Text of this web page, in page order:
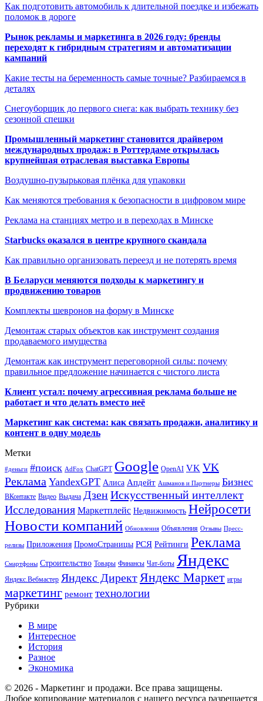
Как подготовить автомобиль к длительной поездке и избежать
поломок в дороге
Рынок рекламы и маркетинга в 2026 году: бренды
переходят к гибридным стратегиям и автоматизации
кампаний
Какие тесты на беременность самые точные? Разбираемся в
деталях
Снегоуборщик до первого снега: как выбрать технику без
сезонной спешки
Промышленный маркетинг становится драйвером
международных продаж: в Роттердаме открылась
крупнейшая отраслевая выставка Европы
Воздушно-пузырьковая плёнка для упаковки
Как меняются требования к безопасности в цифровом мире
Реклама на станциях метро и в переходах в Минске
Starbucks оказался в центре крупного скандала
Как правильно организовать переезд и не потерять время
В Беларуси меняются подходы к маркетингу и
продвижению товаров
Комплекты шевронов на форму в Минске
Демонтаж старых объектов как инструмент создания
продаваемого имущества
Демонтаж как инструмент переговорной силы: почему
правильное предложение начинается с чистого листа
Клиент устал: почему агрессивная реклама больше не
работает и что делать вместо неё
Маркетинг как система: как связать продажи, аналитику и
контент в одну модель
Метки
#деньги #поиск AdFox ChatGPT Google OpenAI VK VK
Реклама YandexGPT Алиса Апдейт Ашманов и Партнеры Бизнес
ВКонтакте Видео Выдача ДзенИскусственный интеллект
Исследования Маркетплейс Недвижимость Нейросети
Новости компаний Обновления Объявления Отзывы Пресс-
релизы Приложения ПромоСтраницы РСЯ Рейтинги Реклама
Смартфоны Строительство Товары Финансы Чат-боты Яндекс
Яндекс.Вебмастер Яндекс Директ Яндекс Маркет игры
маркетинг ремонт технологии
Рубрики
В мире
Интересное
История
Разное
Экономика
© 2026 - Маркетинг и продажи. Все права защищены.
Любое копирование материалов с нашего ресурса разрешается